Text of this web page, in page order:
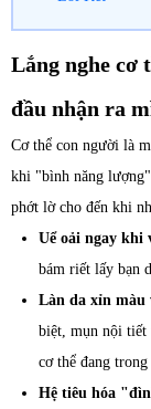
Lắng nghe cơ
đầu nhận ra
Cơ thể con người là
khi "bình năng
phớt lờ cho đến khi
Uể oải ngay khi
bám riết lấy bạn
Làn da xỉn màu
biệt, mụn nội tiết
cơ thể đang
Hệ tiêu hóa